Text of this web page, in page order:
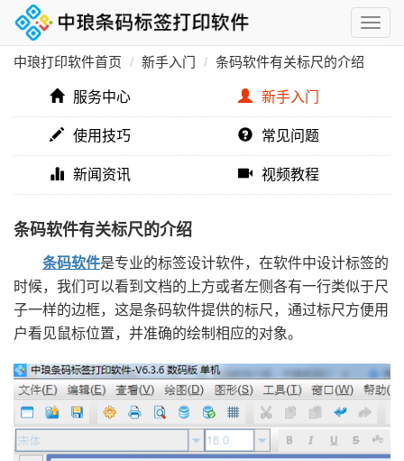
中琅打印软件首页 新手入门 条码软件有关标尺的介绍
服务中心 新手入门
使用技巧 常见问题
新闻资讯 视频教程
条码软件有关标尺的介绍
条码软件是专业的标签设计软件，在软件中设计标签的
时候，我们可以看到文档的上方或者左侧各有一行类似于尺
子一样的边框，这是条码软件提供的标尺，通过标尺方便用
户看见鼠标位置，并准确的绘制相应的对象。